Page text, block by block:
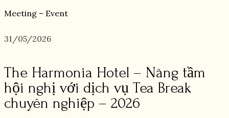
Meeting – Event
31/05/2026
The Harmonia Hotel – Nâng tầm
hội nghị với dịch vụ Tea Break
chuyên nghiệp – 2026